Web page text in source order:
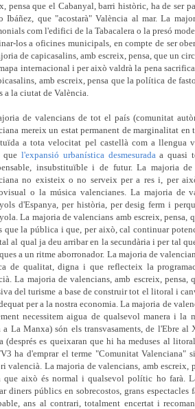
pensa que el Cabanyal, barri històric, ha de ser
Ibáñez, que "acostarà" València al mar. La
com l'edifici de la Tabacalera o la presó
los a oficines municipals, en compte de ser
de capicasalins, amb escreix, pensa, que un
internacional i per això valdrà la pena
amb escreix, pensa que la política de
a la ciutat de València.
de valencians de tot el país (comunitat
mereix un estat permanent de marginalitat
a tota velocitat pel castellà com a llengua
que l'expansió urbanística desmesuradaa quasi
insubstituïble i de futur. La majoria
no existeix o no serveix per a res i, per
o la música valencianes. La majoria de
d'Espanya, per història, per desig ferm i
La majoria de valencians amb escreix,
que la pública i que, per això, cal continuar
al qual ja deu arribar en la secundària i per tal
a un ritme aborronador. La majoria de
de qualitat, digna i que reflecteix la
La majoria de valencians, amb escreix,
del turisme a base de construir tot el litoral i
per a la nostra economia. La majoria de
necessitem aigua de qualsevol manera i
a La Manxa) són els transvasaments, de l'Ebre
(després es queixaran que hi ha meduses al
ha d'emprar el terme "Comunitat Valenciana"
valencià. La majoria de valencians, amb escreix,
que això és normal i qualsevol polític ho farà.
diners públics en sobrecostos, grans
ans al contrari, totalment encertat i